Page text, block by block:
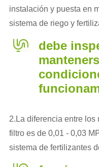
instalación y puesta en
sistema de riego y
debe
2.La diferencia entre los
filtro es de 0,01 - 0,03
sistema de fertilizantes